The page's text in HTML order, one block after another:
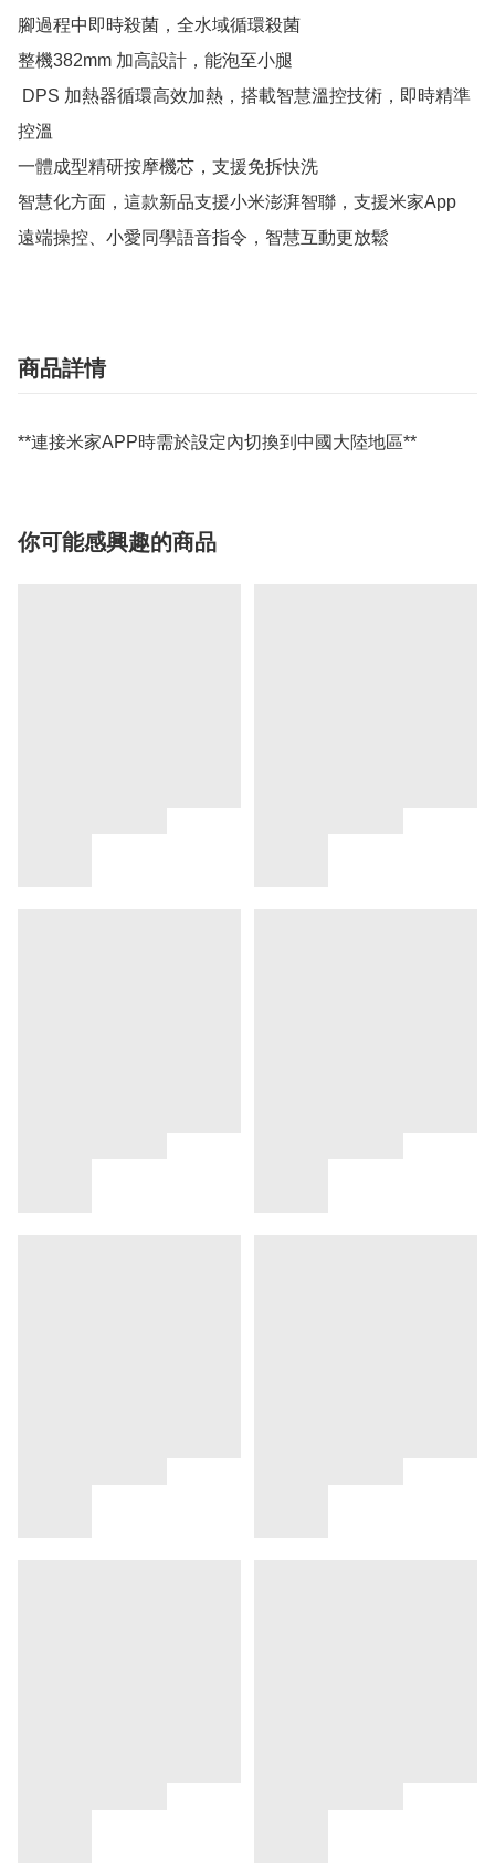
腳過程中即時殺菌，全水域循環殺菌
整機382mm 加高設計，能泡至小腿
控溫
一體成型精研按摩機芯，支援免拆快洗
智慧化方面，這款新品支援小米澎湃智聯，支援米家App
遠端操控、小愛同學語音指令，智慧互動更放鬆
商品詳情
**連接米家APP時需於設定內切換到中國大陸地區**
你可能感興趣的商品